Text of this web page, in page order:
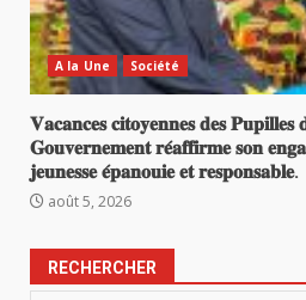
A la Une Société
𝐕𝐚𝐜𝐚𝐧𝐜𝐞𝐬 𝐜𝐢𝐭𝐨𝐲𝐞𝐧𝐧𝐞𝐬 𝐝𝐞𝐬 𝐏𝐮𝐩𝐢𝐥𝐥𝐞𝐬
𝐆𝐨𝐮𝐯𝐞𝐫𝐧𝐞𝐦𝐞𝐧𝐭 𝐫𝐞́𝐚𝐟𝐟𝐢𝐫𝐦𝐞 𝐬𝐨𝐧
𝐣𝐞𝐮𝐧𝐞𝐬𝐬𝐞 𝐞́𝐩𝐚𝐧𝐨𝐮𝐢𝐞 𝐞𝐭 𝐫𝐞𝐬𝐩𝐨𝐧𝐬𝐚𝐛𝐥𝐞.
août 5, 2026
RECHERCHER